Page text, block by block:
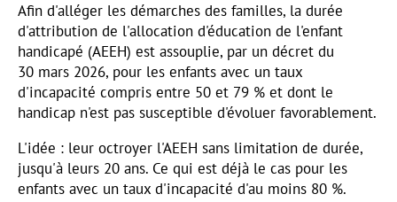
Afin d'alléger les démarches des familles, la durée
d'attribution de l'allocation d'éducation de l'enfant
handicapé (AEEH) est assouplie, par un décret du
30 mars 2026, pour les enfants avec un taux
d'incapacité compris entre 50 et 79 % et dont le
handicap n'est pas susceptible d'évoluer favorablement.
L'idée : leur octroyer l'AEEH sans limitation de durée,
jusqu'à leurs 20 ans. Ce qui est déjà le cas pour les
enfants avec un taux d'incapacité d'au moins 80 %.